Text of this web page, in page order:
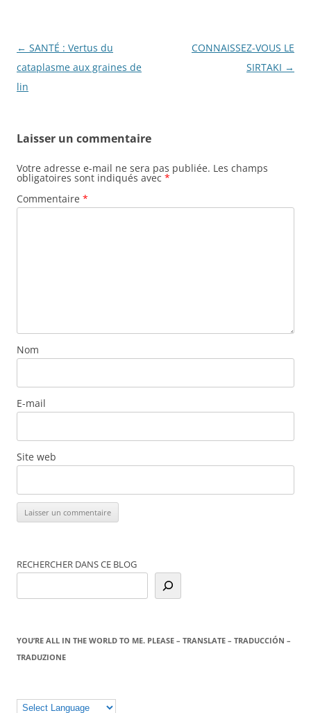
Navigation
des
articles
← SANTÉ : Vertus du
cataplasme aux graines de
lin
CONNAISSEZ-VOUS LE
SIRTAKI →
Laisser un commentaire
Votre adresse e-mail ne sera pas publiée. Les champs
obligatoires sont indiqués avec *
Commentaire *
Nom
E-mail
Site web
RECHERCHER DANS CE BLOG
YOU’RE ALL IN THE WORLD TO ME. PLEASE – TRANSLATE – TRADUCCIÓN –
TRADUZIONE